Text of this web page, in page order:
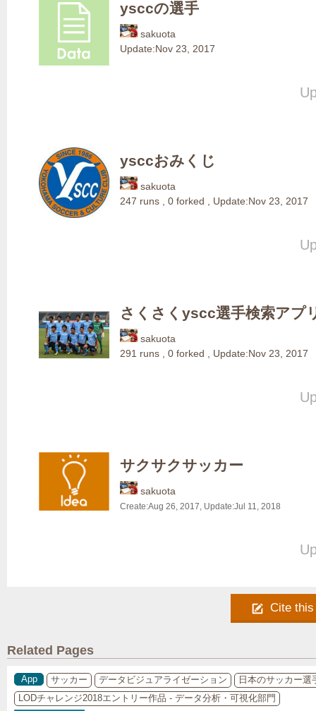
ysccの選手
sakuota
Update:Nov 23, 2017
ysccおみくじ
sakuota
247 runs 0 forked Update:Nov 23, 2017
さくさくyscc選手検索アプ
sakuota
291 runs 0 forked Update:Nov 23, 2017
サクサクサッカー
sakuota
Create:Aug 26, 2017, Update:Jul 11, 2018
Cite this
Related Pages
App サッカー データビジュアライゼーション
日本のサッカー選
LODチャレンジ2018エントリー作品 - データ分析・可視化部門